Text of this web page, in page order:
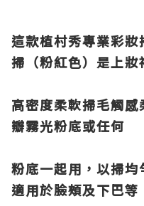
這款植村秀專業彩妝
掃（粉紅色）是上妝
高密度柔軟掃毛觸感
瓣霧光粉底或任何
粉底一起用， 以掃均
適用於臉頰及下巴等